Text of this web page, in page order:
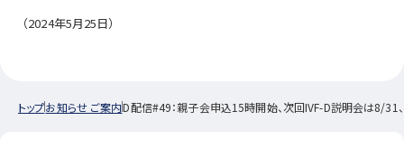
（2024年5月25日）
トップお知らせ ご案内D配信#49：親子会申込15時開始、次回IVF-D説明会は8/31